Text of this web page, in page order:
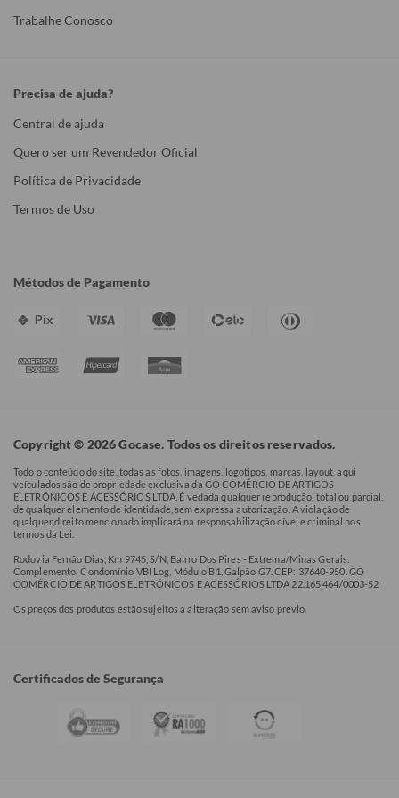
Trabalhe Conosco
Precisa de ajuda?
Central de ajuda
Quero ser um Revendedor Oficial
Política de Privacidade
Termos de Uso
Métodos de Pagamento
Pix
Copyright © 2026 Gocase. Todos os direitos reservados.
Todo o conteúdo do site, todas as fotos, imagens, logotipos, marcas, layout, aqui
veículados são de propriedade exclusiva da GO COMÉRCIO DE ARTIGOS
ELETRÔNICOS E ACESSÓRIOS LTDA. É vedada qualquer reprodução, total ou parcial,
de qualquer elemento de identidade, sem expressa autorização. A violação de
qualquer direito mencionado implicará na responsabilização cível e criminal nos
termos da Lei.
Rodovia Fernão Dias, Km 9745, S/N, Bairro Dos Pires - Extrema/Minas Gerais.
Complemento: Condomínio VBI Log, Módulo B1, Galpão G7. CEP: 37640-950. GO
COMÉRCIO DE ARTIGOS ELETRÔNICOS E ACESSÓRIOS LTDA 22.165.464/0003-52
Os preços dos produtos estão sujeitos a alteração sem aviso prévio.
Certificados de Segurança